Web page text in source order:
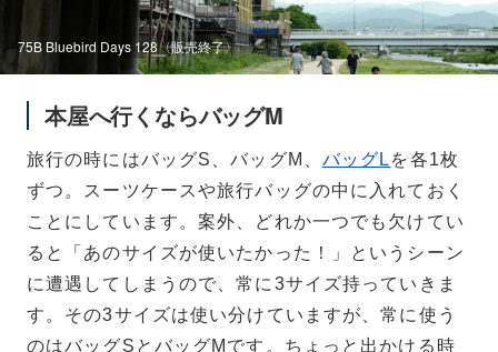
75B Bluebird Days 128〈販売終了〉
本屋へ行くならバッグM
旅行の時にはバッグS、バッグM、 バッグL を各1枚
ずつ。スーツケースや旅行バッグの中に入れておく
ことにしています。案外、どれか一つでも欠けてい
ると「あのサイズが使いたかった！」というシーン
に遭遇してしまうので、常に3サイズ持っていきま
す。その3サイズは使い分けていますが、常に使う
のはバッグSとバッグMです。ちょっと出かける時